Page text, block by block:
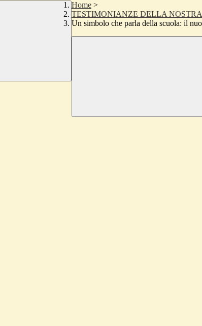
Home >
TESTIMONIANZE DELLA
Un simbolo che parla della scuola: il